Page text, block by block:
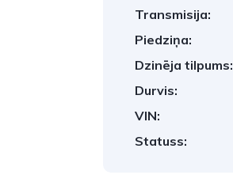
Transmisija:
Piedziņa:
Dzinēja tilpums:
Durvis:
VIN:
Statuss: